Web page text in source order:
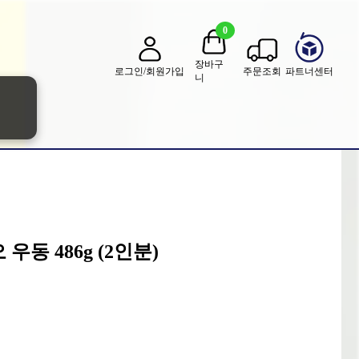
로그인/회원가입
0
장바구
니
주문조회 파트너센터
우동 486g (2인분)